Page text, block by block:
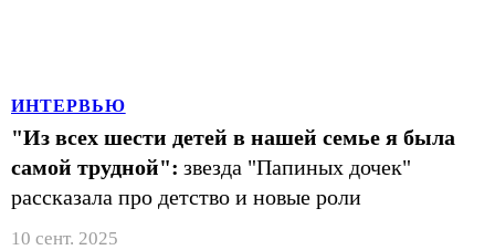
ИНТЕРВЬЮ
"Из всех шести детей в нашей семье я была
самой трудной": звезда "Папиных дочек"
рассказала про детство и новые роли
10 сент. 2025